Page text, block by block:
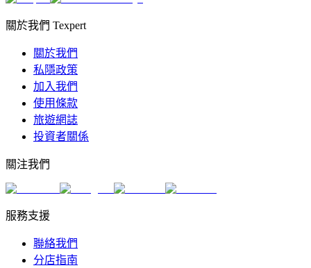
關於我們 Texpert
關於我們
私隱政策
加入我們
使用條款
旅遊網誌
投資者關係
關注我們
服務支援
聯絡我們
分店指南